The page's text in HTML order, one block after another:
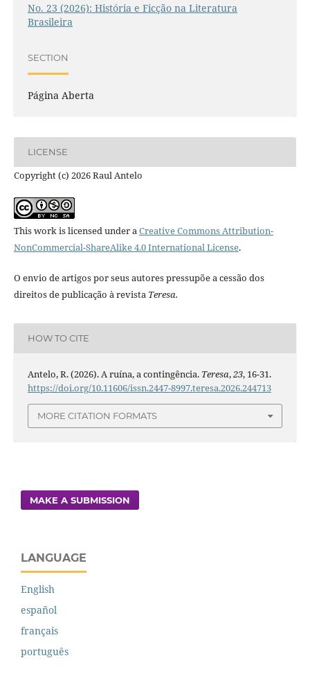
No. 23 (2026): História e Ficção na Literatura
Brasileira
SECTION
Página Aberta
LICENSE
Copyright (c) 2026 Raul Antelo
This work is licensed under aCreative Commons Attribution-
NonCommercial-ShareAlike 4.0 International License.
O envio de artigos por seus autores pressupõe a cessão dos
direitos de publicação à revista Teresa.
HOW TO CITE
Antelo, R. (2026). A ruína, a contingência. Teresa,23, 16-31.
https://doi.org/10.11606/issn.2447-8997.teresa.2026.244713
MORE CITATION FORMATS
MAKE A SUBMISSION
LANGUAGE
English
español
français
português